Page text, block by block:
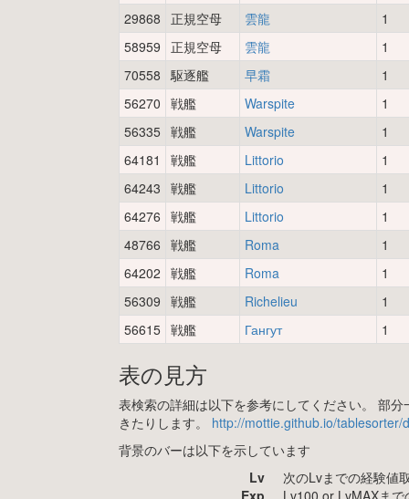
29868
正規空母 雲龍
1
58959 正規空母 雲龍
1
70558 駆逐艦 早霜
1
56270 戦艦 Warspite
1
56335 戦艦 Warspite
1
64181
戦艦 Littorio
1
64243 戦艦 Littorio
1
64276 戦艦 Littorio
1
48766 戦艦 Roma
1
64202 戦艦 Roma
1
56309 戦艦 Richelieu
1
56615 戦艦 Гангут 1
表の見方
表検索の詳細は以下を参考にしてください。 部
きたりします。 http://mottie.github.io/
背景のバーは以下を示しています
Lv
次のLvまでの経験値
Exp
Lv100 or LvMAXま